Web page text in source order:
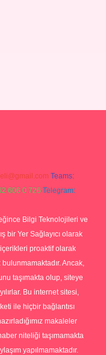
Teams:
606 0 726 Telegram:
Bilgi Teknolojileri ve
bir Yer Sağlayıcı olarak
proaktif olarak
Ancak,
taşımakta olup, siteye
Bu internet sitesi,
ile hiçbir bağlantısı
makaleler
niteliği taşımamakta
yapılmamaktadır.